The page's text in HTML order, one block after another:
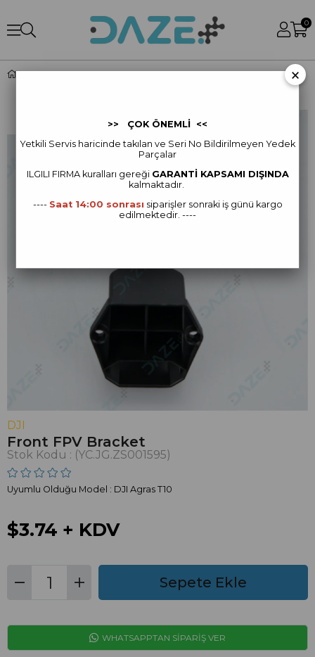
0
Front FPV Bracket
DJI
Front FPV Bracket
Stok Kodu (YC.JG.ZS001595)
Uyumlu Olduğu Model : DJI Agras T10
$3.74 + KDV
WHATSAPPTAN SİPARİŞ VER
×
>> ÇOK ÖNEMLİ <<
Yetkili Servis haricinde takılan ve Seri No Bildirilmeyen Yedek
Parçalar
ILGILI FIRMA kuralları gereği GARANTİ KAPSAMI DIŞINDA
kalmaktadır.
---- Saat 14:00 sonrası siparişler sonraki iş günü kargo
edilmektedir. ----